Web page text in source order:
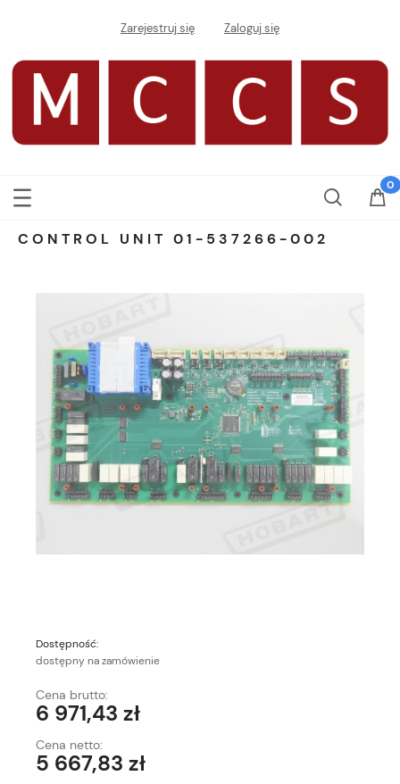
Zarejestruj się Zaloguj się
CONTROL UNIT 01-537266-002
Dostępność:
dostępny na zamówienie
Cena brutto:
6 971,43 zł
Cena netto:
5 667,83 zł